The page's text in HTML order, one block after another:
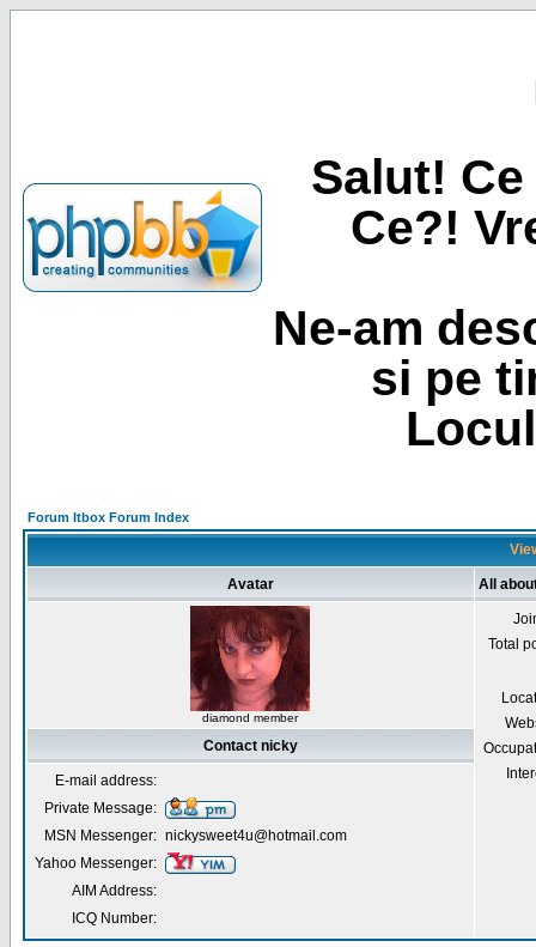
Salut!
Ce?!
Ne-am
si pe
Forum Itbox Forum Index
Avatar All
diamond member
Total
Contact nicky
E-mail address:
Private Message:
MSN Messenger: nickysweet4u@hotmail.com
Yahoo Messenger:
AIM Address:
ICQ Number: